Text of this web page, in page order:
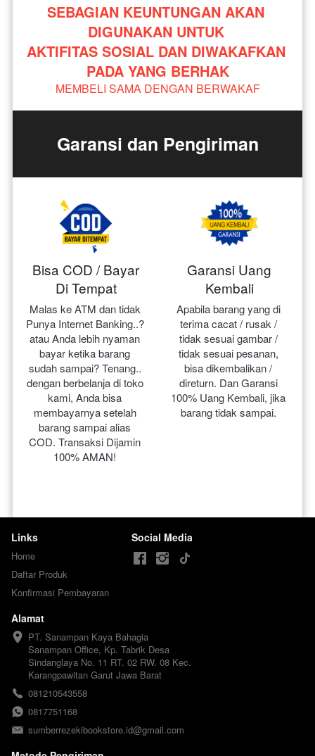
SEBAGIAN KEUNTUNGAN AKAN
DIGUNAKAN UNTUK
AKTIFITAS SOSIAL DAN DIWAKAFKAN
PADA YANG BERHAK
MEMBELI SAMA DENGAN BERWAKAF
Garansi dan Pengiriman
Bisa COD / Bayar
Di Tempat
Malas ke ATM dan tidak
Punya Internet Banking..?
atau Anda lebih nyaman
bayar ketika barang
sudah sampai? Tenang..
dengan berbelanja di toko
kami, Anda bisa
membayarnya setelah
barang sampai alias
COD. Transaksi Dijamin
100% AMAN!
Garansi Uang
Kembali
Apabila barang yang di
terima cacat / rusak /
tidak sesuai gambar /
tidak sesuai pesanan,
bisa dikembalikan /
direturn. Dan Garansi
100% Uang Kembali, jika
barang tidak sampai.
Links
Home
Daftar Produk
Konfirmasi Pembayaran
Social Media
Alamat
PT. Sanampan Kaya Bahagia
Sanampan Office, Kp. Tabrik Desa
Sindanglaya No. 11 RT. 02 RW. 08 Kec.
Karangpawitan Garut Jawa Barat
081210543558
0817751168
sumberrezekibookstore.id@gmail.com